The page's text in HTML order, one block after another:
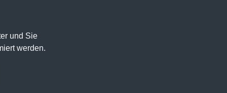
und Sie
werden.